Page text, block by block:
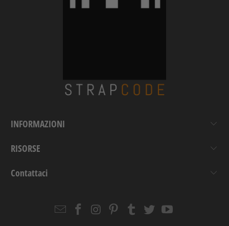
INFORMAZIONI
RISORSE
Contattaci
EmailStrapcode
Strapcode
Strapcode
Strapcode
Strapcode